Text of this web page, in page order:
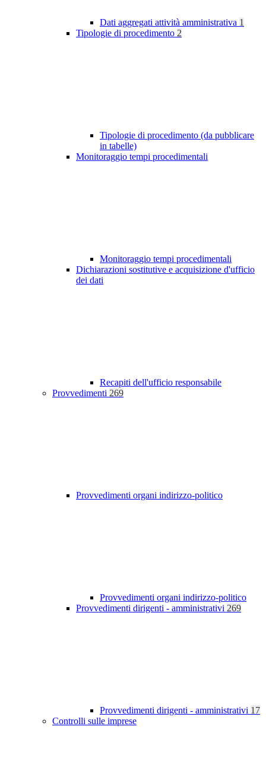
Dati aggregati attività amministrativa 1
Tipologie di procedimento 2
Tipologie di procedimento (da pubblicare
in tabelle)
Monitoraggio tempi procedimentali
Monitoraggio tempi procedimentali
Dichiarazioni sostitutive e acquisizione d'ufficio
dei dati
Recapiti dell'ufficio responsabile
Provvedimenti 269
Provvedimenti organi indirizzo-politico
Provvedimenti organi indirizzo-politico
Provvedimenti dirigenti - amministrativi 269
Provvedimenti dirigenti - amministrativi 17
Controlli sulle imprese